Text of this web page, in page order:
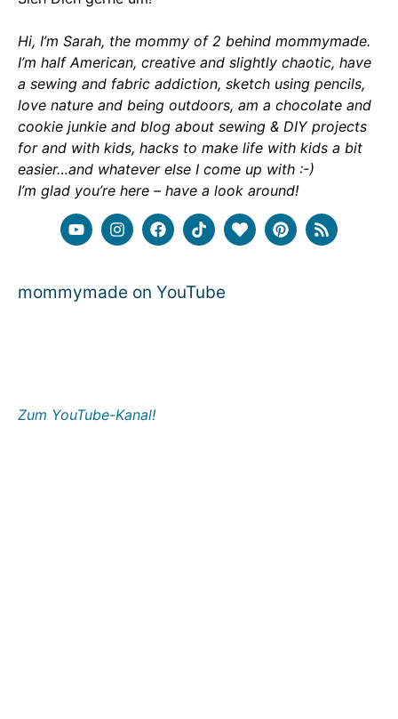
Hi, I’m Sarah, the mommy of 2 behind mommymade.
I’m half American, creative and slightly chaotic, have
a sewing and fabric addiction, sketch using pencils,
love nature and being outdoors, am a chocolate and
cookie junkie and blog about sewing & DIY projects
for and with kids, hacks to make life with kids a bit
easier…and whatever else I come up with :-)
I’m glad you’re here – have a look around!
mommymade on YouTube
Zum YouTube-Kanal!